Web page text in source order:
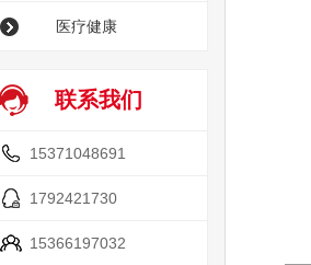
医疗健康
联系我们
15371048691
1792421730
15366197032